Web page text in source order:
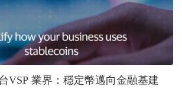
VSP 業界：穩定幣邁向金融基建